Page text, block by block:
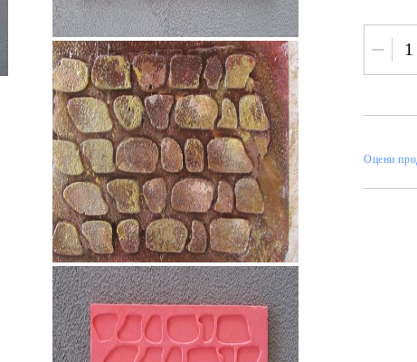
НЕУТРАЛНА ВАКСА
ОТЛИВКИ ОТ
ДЕКОРАТИН
КАДИФЕ КОНТУР
Оцени